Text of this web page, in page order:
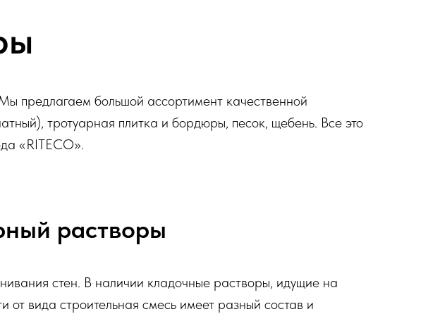
предлагаем большой ассортимент качественной
тротуарная плитка и бордюры, песок, щебень. Все это
«RITECO».
растворы
стен. В наличии кладочные растворы, идущие на
от вида строительная смесь имеет разный состав и